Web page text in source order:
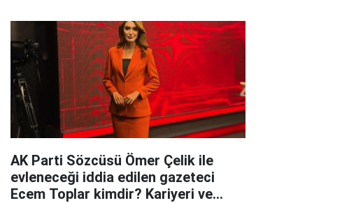
AK Parti Sözcüsü Ömer Çelik ile
evleneceği iddia edilen gazeteci
Ecem Toplar kimdir? Kariyeri ve